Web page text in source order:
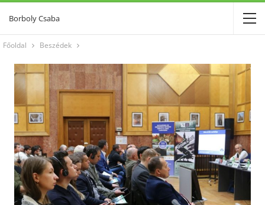
Borboly Csaba
Főoldal Beszédek